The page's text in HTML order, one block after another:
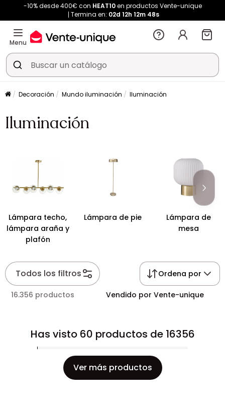
-10% desde 400€ con HEAT10en productos Vente-unique
Termina en: 02d 12h 12m 47s
Menu
Decoración Mundo iluminación Iluminación
Iluminación
Lámpara techo,
lámpara araña y
plafón
Lámpara de pie
Lámpara de
mesa
Todos los filtros Ordena por
16.356 productos Vendido por Vente-unique
Has visto 60 productos de 16356
Ver más productos